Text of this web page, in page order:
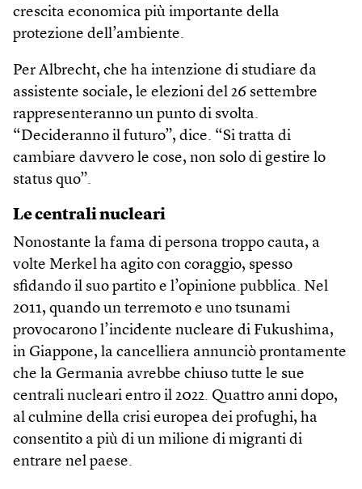
crescita economica più importante della
protezione dell’ambiente.
Per Albrecht, che ha intenzione di studiare da
assistente sociale, le elezioni del 26 settembre
rappresenteranno un punto di svolta.
“Decideranno il futuro”, dice. “Si tratta di
cambiare davvero le cose, non solo di gestire lo
status quo”.
Le centrali nucleari
Nonostante la fama di persona troppo cauta, a
volte Merkel ha agito con coraggio, spesso
sfidando il suo partito e l’opinione pubblica. Nel
2011, quando un terremoto e uno tsunami
provocarono l’incidente nucleare di Fukushima,
in Giappone, la cancelliera annunciò prontamente
che la Germania avrebbe chiuso tutte le sue
centrali nucleari entro il 2022. Quattro anni dopo,
al culmine della crisi europea dei profughi, ha
consentito a più di un milione di migranti di
entrare nel paese.